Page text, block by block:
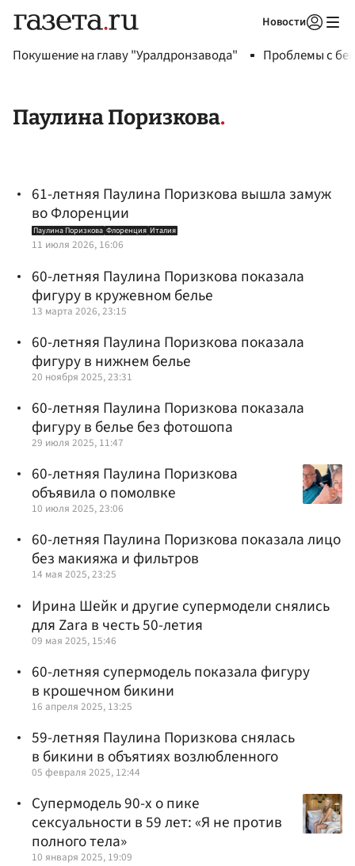
Новости
Покушение на главу "Уралдронзавода" Проблемы с
Паулина Поризкова
61-летняя Паулина Поризкова вышла замуж
во Флоренции
Паулина Поризкова Флоренция Италия
11 июля 2026, 16:06
60-летняя Паулина Поризкова показала
фигуру в кружевном белье
13 марта 2026, 23:15
60-летняя Паулина Поризкова показала
фигуру в нижнем белье
20 ноября 2025, 23:31
60-летняя Паулина Поризкова показала
фигуру в белье без фотошопа
29 июля 2025, 11:47
60-летняя Паулина Поризкова
объявила о помолвке
10 июля 2025, 23:06
60-летняя Паулина Поризкова показала лицо
без макияжа и фильтров
14 мая 2025, 23:25
Ирина Шейк и другие супермодели снялись
для Zara в честь 50-летия
09 мая 2025, 15:46
60-летняя супермодель показала фигуру
в крошечном бикини
16 апреля 2025, 13:25
59-летняя Паулина Поризкова снялась
в бикини в объятиях возлюбленного
05 февраля 2025, 12:44
Супермодель 90-х о пике
сексуальности в 59 лет: «Я не против
полного тела»
10 января 2025, 19:09